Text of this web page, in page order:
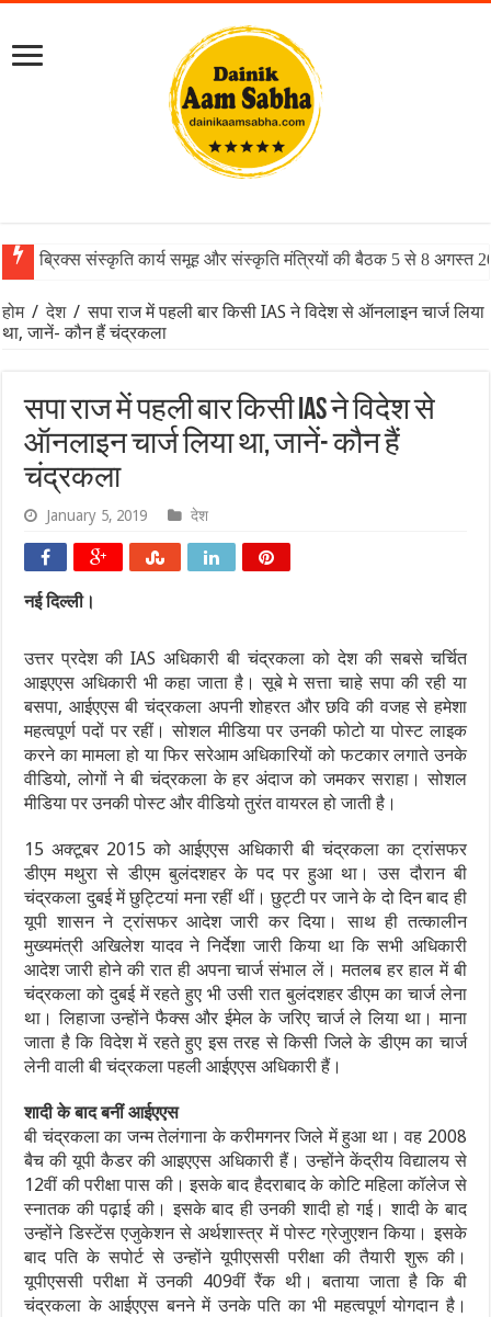
ब्रिक्स संस्कृति कार्य समूह और संस्कृति मंत्रियों की बैठक 5 से 8 अगस्त
होम / देश / सपा राज में पहली बार किसी IAS ने विदेश से ऑनलाइन चार्ज लिया
था, जानें- कौन हैं चंद्रकला
सपा राज में पहली बार किसी IAS ने विदेश से
ऑनलाइन चार्ज लिया था, जानें- कौन हैं
चंद्रकला
January 5, 2019 देश
नई दिल्ली।
उत्तर प्रदेश की IAS अधिकारी बी चंद्रकला को देश की सबसे चर्चित
आइएएस अधिकारी भी कहा जाता है। सूबे मे सत्ता चाहे सपा की रही या
बसपा, आईएएस बी चंद्रकला अपनी शोहरत और छवि की वजह से हमेशा
महत्वपूर्ण पदों पर रहीं। सोशल मीडिया पर उनकी फोटो या पोस्ट लाइक
करने का मामला हो या फिर सरेआम अधिकारियों को फटकार लगाते उनके
वीडियो, लोगों ने बी चंद्रकला के हर अंदाज को जमकर सराहा। सोशल
मीडिया पर उनकी पोस्ट और वीडियो तुरंत वायरल हो जाती है।
15 अक्टूबर 2015 को आईएएस अधिकारी बी चंद्रकला का ट्रांसफर
डीएम मथुरा से डीएम बुलंदशहर के पद पर हुआ था। उस दौरान बी
चंद्रकला दुबई में छुट्टियां मना रहीं थीं। छुट्टी पर जाने के दो दिन बाद ही
यूपी शासन ने ट्रांसफर आदेश जारी कर दिया। साथ ही तत्कालीन
मुख्यमंत्री अखिलेश यादव ने निर्देशा जारी किया था कि सभी अधिकारी
आदेश जारी होने की रात ही अपना चार्ज संभाल लें। मतलब हर हाल में बी
चंद्रकला को दुबई में रहते हुए भी उसी रात बुलंदशहर डीएम का चार्ज लेना
था। लिहाजा उन्होंने फैक्स और ईमेल के जरिए चार्ज ले लिया था। माना
जाता है कि विदेश में रहते हुए इस तरह से किसी जिले के डीएम का चार्ज
लेनी वाली बी चंद्रकला पहली आईएएस अधिकारी हैं।
शादी के बाद बनीं आईएएस
बी चंद्रकला का जन्म तेलंगाना के करीमगनर जिले में हुआ था। वह 2008
बैच की यूपी कैडर की आइएएस अधिकारी हैं। उन्होंने केंद्रीय विद्यालय से
12वीं की परीक्षा पास की। इसके बाद हैदराबाद के कोटि महिला कॉलेज से
स्नातक की पढ़ाई की। इसके बाद ही उनकी शादी हो गई। शादी के बाद
उन्होंने डिस्टेंस एजुकेशन से अर्थशास्त्र में पोस्ट ग्रेजुएशन किया। इसके
बाद पति के सपोर्ट से उन्होंने यूपीएससी परीक्षा की तैयारी शुरू की।
यूपीएससी परीक्षा में उनकी 409वीं रैंक थी। बताया जाता है कि बी
चंद्रकला के आईएएस बनने में उनके पति का भी महत्वपूर्ण योगदान है।